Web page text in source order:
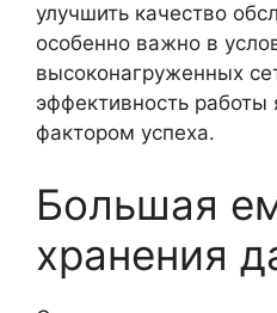
улучшить качество
особенно важно в
высоконагруженных
эффективность
фактором успеха.
Большая
хранения